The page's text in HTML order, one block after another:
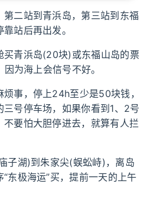
第二站到青浜岛，第三站到东福
站后再出发。
买青浜岛(20块)或东福山岛的票
因为海上会信号不好。
烦事，停上24h至少是50块钱，
号停车场，如果你看到1、2号
要怕大胆停进去，就算有人拦
子湖)到朱家尖(蜈蚣峙)，离岛
东极海运”买，提前一天的上午